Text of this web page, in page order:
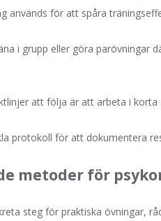
används för att spåra
i grupp eller göra parövningar
att följa är att arbeta i
protokoll för att dokumentera
metoder för
steg för praktiska övningar,